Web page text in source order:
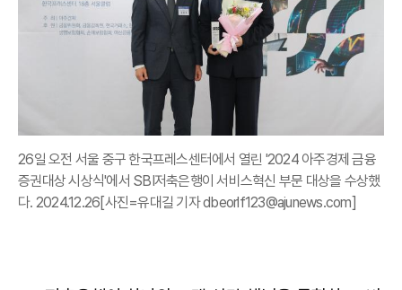
26일 오전 서울 중구 한국프레스센터에서 열린 '2024 아주경제 금융
증권대상 시상식'에서 SBI저축은행이 서비스혁신 부문 대상을 수상했
다. 2024.12.26[사진=유대길 기자 dbeorlf123@ajunews.com]